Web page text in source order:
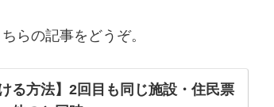
らの記事をどうぞ。
る方法】2回目も同じ施設・住民票